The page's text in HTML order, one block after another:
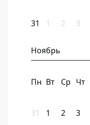
31 1 2 3
Ноябрь
Пн Вт Ср Чт
31 1 2 3